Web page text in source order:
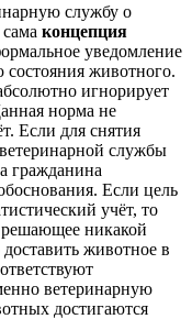
службу о
концепция
уведомление
животного.
игнорирует
норма не
Если для снятия
службы
гражданина
Если цель
учёт, то
решающее никакой
животное в
ветеринарную
достигаются